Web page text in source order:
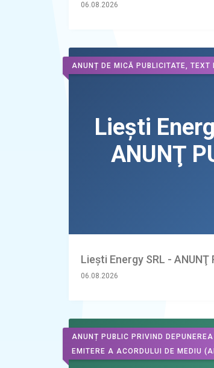
06.08.2026
ANUNȚ DE MICĂ PUBLICITATE, TEXT
Liești Energy SRL - ANUNŢ
06.08.2026
ANUNȚ PUBLIC PRIVIND
EMITERE A ACORDULUI DE MEDIU